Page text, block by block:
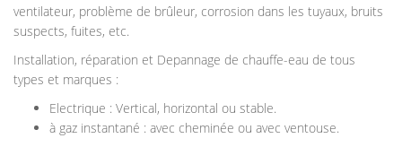
ventilateur, problème de brûleur, corrosion dans les tuyaux, bruits
suspects, fuites, etc.
Installation, réparation et Depannage de chauffe-eau de tous
types et marques :
Electrique : Vertical, horizontal ou stable.
à gaz instantané : avec cheminée ou avec ventouse.